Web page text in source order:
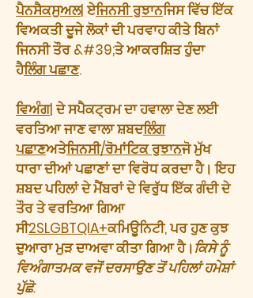
ਪੈਨਸੈਕਸੁਅਲ| ਏਜਿਨਸੀ ਰੁਝਾਨਜਿਸ ਵਿੱਚ ਇੱਕ
ਵਿਅਕਤੀ ਦੂਜੇ ਲੋਕਾਂ ਦੀ ਪਰਵਾਹ ਕੀਤੇ ਬਿਨਾਂ
ਜਿਨਸੀ ਤੌਰ &#39;ਤੇ ਆਕਰਸ਼ਿਤ ਹੁੰਦਾ
ਹੈਲਿੰਗ ਪਛਾਣ.
ਵਿਅੰਗ| ਦੇ ਸਪੈਕਟ੍ਰਮ ਦਾ ਹਵਾਲਾ ਦੇਣ ਲਈ
ਵਰਤਿਆ ਜਾਣ ਵਾਲਾ ਸ਼ਬਦਲਿੰਗ
ਪਛਾਣਅਤੇਜਿਨਸੀ/ਰੋਮਾਂਟਿਕ ਰੁਝਾਨਜੋ ਮੁੱਖ
ਧਾਰਾ ਦੀਆਂ ਪਛਾਣਾਂ ਦਾ ਵਿਰੋਧ ਕਰਦਾ ਹੈ। ਇਹ
ਸ਼ਬਦ ਪਹਿਲਾਂ ਦੇ ਮੈਂਬਰਾਂ ਦੇ ਵਿਰੁੱਧ ਇੱਕ ਗੰਦੀ ਦੇ
ਤੌਰ ਤੇ ਵਰਤਿਆ ਗਿਆ
ਸੀ2SLGBTQIA+ਕਮਿਊਨਿਟੀ, ਪਰ ਹੁਣ ਕੁਝ
ਦੁਆਰਾ ਮੁੜ ਦਾਅਵਾ ਕੀਤਾ ਗਿਆ ਹੈ।ਕਿਸੇ ਨੂੰ
ਵਿਅੰਗਾਤਮਕ ਵਜੋਂ ਦਰਸਾਉਣ ਤੋਂ ਪਹਿਲਾਂ ਹਮੇਸ਼ਾਂ
ਪੁੱਛੋ.